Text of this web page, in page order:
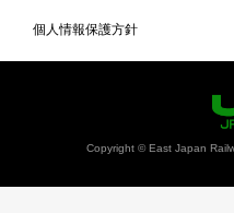
個人情報保護方針
Copyright © East Japan